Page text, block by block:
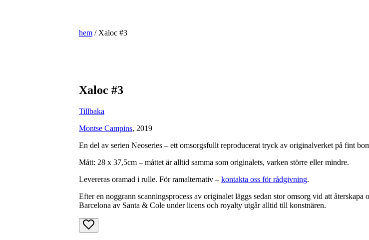
hem / Xaloc #3
Xaloc #3
Tillbaka
Montse Campins, 2019
En del av serien Neoseries – ett omsorgsfullt reproducerat tryck av originalverket på fint
Mått: 28 x 37,5cm – måttet är alltid samma som originalets, varken större eller mindre.
Levereras oramad i rulle. För ramalternativ – kontakta oss förrådgivning.
Efter en noggrann scanningsprocess av originalet läggs sedan stor omsorg vid att
Barcelona av Santa & Cole under licens och royalty utgår alltid till konstnären.